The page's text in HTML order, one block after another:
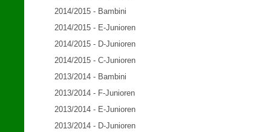
2014/2015 - Bambini
2014/2015 - E-Junioren
2014/2015 - D-Junioren
2014/2015 - C-Junioren
2013/2014 - Bambini
2013/2014 - F-Junioren
2013/2014 - E-Junioren
2013/2014 - D-Junioren